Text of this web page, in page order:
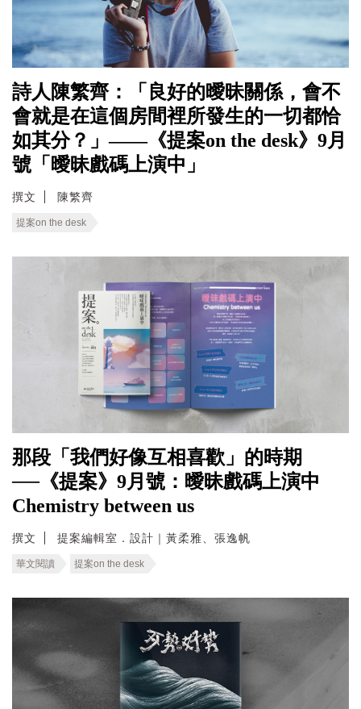
詩人陳繁齊：「良好的曖昧關係，會不
會就是在這個房間裡所發生的一切都恰
如其分？」——《提案on the desk》9月
號「曖昧戲碼上演中」
撰文 陳繁齊
提案on the desk
那段「我們好像互相喜歡」的時期
──《提案》9月號：曖昧戲碼上演中
Chemistry between us
撰文 提案編輯室．設計｜黃柔雅、張逸帆
華文閱讀 提案on the desk